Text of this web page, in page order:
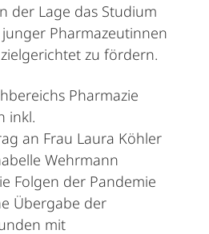
der Lage das Studium
Pharmazeutinnen
zu fördern.
Pharmazie
inkl.
an Frau Laura Köhler
Wehrmann
Folgen der Pandemie
Übergabe der
mit